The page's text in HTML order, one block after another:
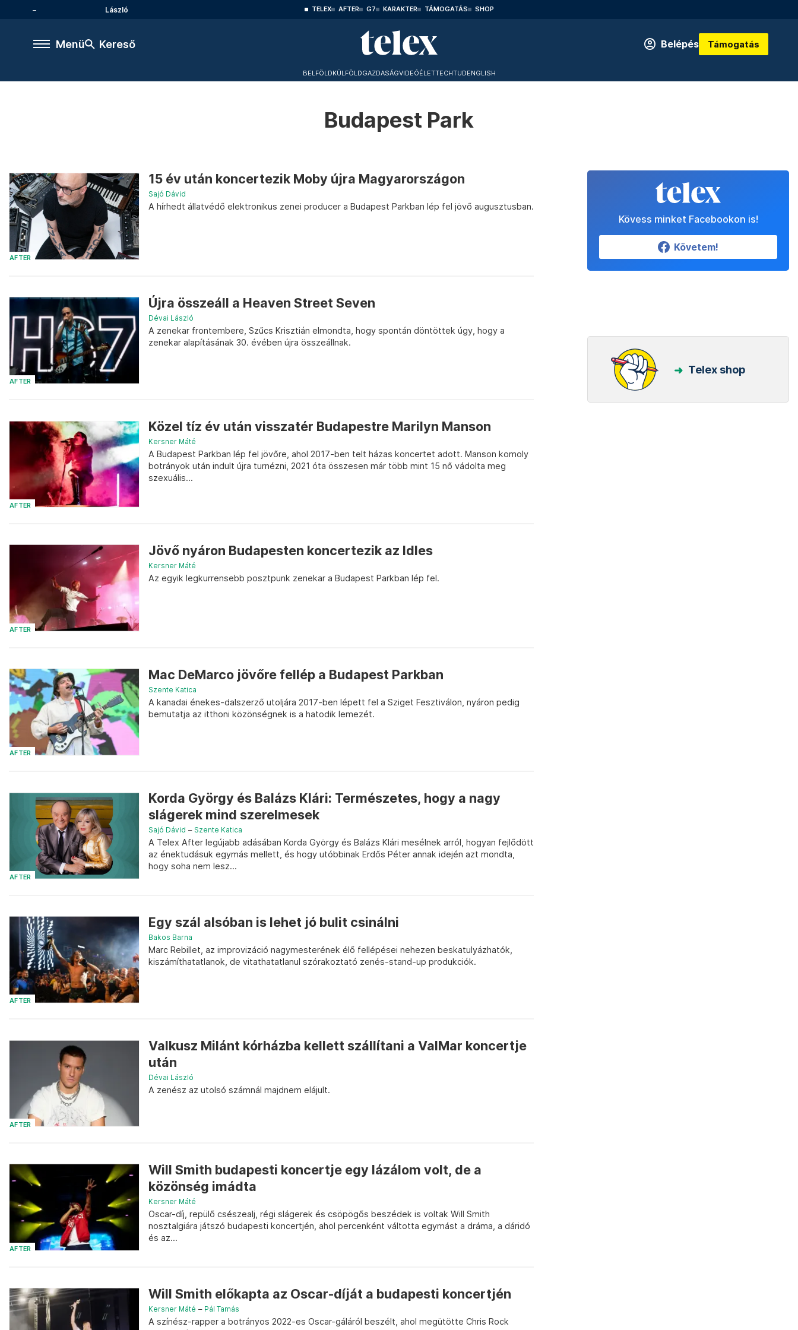
László TELEX AFTER G7 KARAKTER TÁMOGATÁS SHOP
Menü Kereső Belépés Támogatás
BELFÖLDKÜLFÖLDGAZDASÁGVIDEÓÉLETTECHTUDENGLISH
Budapest Park
AFTER
15 év után koncertezik Moby újra Magyarországon
Sajó Dávid
A hírhedt állatvédő elektronikus zenei producer a Budapest Parkban lép fel jövő augusztusban.
AFTER
Újra összeáll a Heaven Street Seven
Dévai László
A zenekar frontembere, Szűcs Krisztián elmondta, hogy spontán döntöttek úgy, hogy a
zenekar alapításának 30. évében újra összeállnak.
AFTER
Közel tíz év után visszatér Budapestre Marilyn Manson
Kersner Máté
A Budapest Parkban lép fel jövőre, ahol 2017-ben telt házas koncertet adott. Manson komoly
botrányok után indult újra turnézni, 2021 óta összesen már több mint 15 nő vádolta meg
szexuális...
AFTER
Jövő nyáron Budapesten koncertezik az Idles
Kersner Máté
Az egyik legkurrensebb posztpunk zenekar a Budapest Parkban lép fel.
AFTER
Mac DeMarco jövőre fellép a Budapest Parkban
Szente Katica
A kanadai énekes-dalszerző utoljára 2017-ben lépett fel a Sziget Fesztiválon, nyáron pedig
bemutatja az itthoni közönségnek is a hatodik lemezét.
AFTER
Korda György és Balázs Klári: Természetes, hogy a nagy
slágerek mind szerelmesek
Sajó Dávid – Szente Katica
A Telex After legújabb adásában Korda György és Balázs Klári mesélnek arról, hogyan fejlődött
az énektudásuk egymás mellett, és hogy utóbbinak Erdős Péter annak idején azt mondta,
hogy soha nem lesz...
AFTER
Egy szál alsóban is lehet jó bulit csinálni
Bakos Barna
Marc Rebillet, az improvizáció nagymesterének élő fellépései nehezen beskatulyázhatók,
kiszámíthatatlanok, de vitathatatlanul szórakoztató zenés-stand-up produkciók.
AFTER
Valkusz Milánt kórházba kellett szállítani a ValMar koncertje
után
Dévai László
A zenész az utolsó számnál majdnem elájult.
AFTER
Will Smith budapesti koncertje egy lázálom volt, de a
közönség imádta
Kersner Máté
Oscar-díj, repülő csészealj, régi slágerek és csöpögős beszédek is voltak Will Smith
nosztalgiára játszó budapesti koncertjén, ahol percenként váltotta egymást a dráma, a dáridó
és az...
Will Smith előkapta az Oscar-díját a budapesti koncertjén
Kersner Máté – Pál Tamás
A színész-rapper a botrányos 2022-es Oscar-gáláról beszélt, ahol megütötte Chris Rock
Kövess minket Facebookon is!
Követem!
Telex shop